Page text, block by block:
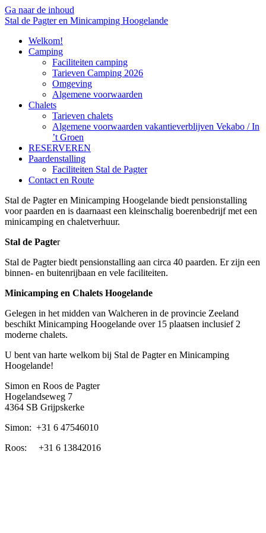
Ga naar de inhoud
Stal de Pagter en Minicamping Hoogelande
Welkom!
Camping
Faciliteiten camping
Tarieven Camping 2026
Omgeving
Algemene voorwaarden
Chalets
Tarieven chalets
Algemene voorwaarden vakantieverblijven Vekabo / In
’t Groen
RESERVEREN
Paardenstalling
Faciliteiten Stal de Pagter
Contact en Route
Stal de Pagter en Minicamping Hoogelande biedt pensionstalling
voor paarden en is daarnaast een kleinschalig boerenbedrijf met een
minicamping en chaletverhuur.
Stal de Pagter
Stal de Pagter biedt pensionstalling aan circa 40 paarden. Er zijn een
binnen- en buitenrijbaan en vele faciliteiten.
Minicamping en Chalets Hoogelande
Gelegen in het midden van Walcheren in de provincie Zeeland
beschikt Minicamping Hoogelande over 15 plaatsen inclusief 2
moderne chalets.
U bent van harte welkom bij Stal de Pagter en Minicamping
Hoogelande!
Simon en Roos de Pagter
Hogelandseweg 7
4364 SB Grijpskerke
Simon: +31 6 47546010
Roos: +31 6 13842016